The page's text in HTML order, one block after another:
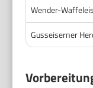
Wender-
Gusseiserner